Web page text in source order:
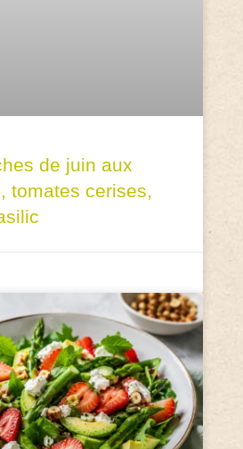
de juin aux
tomates cerises,